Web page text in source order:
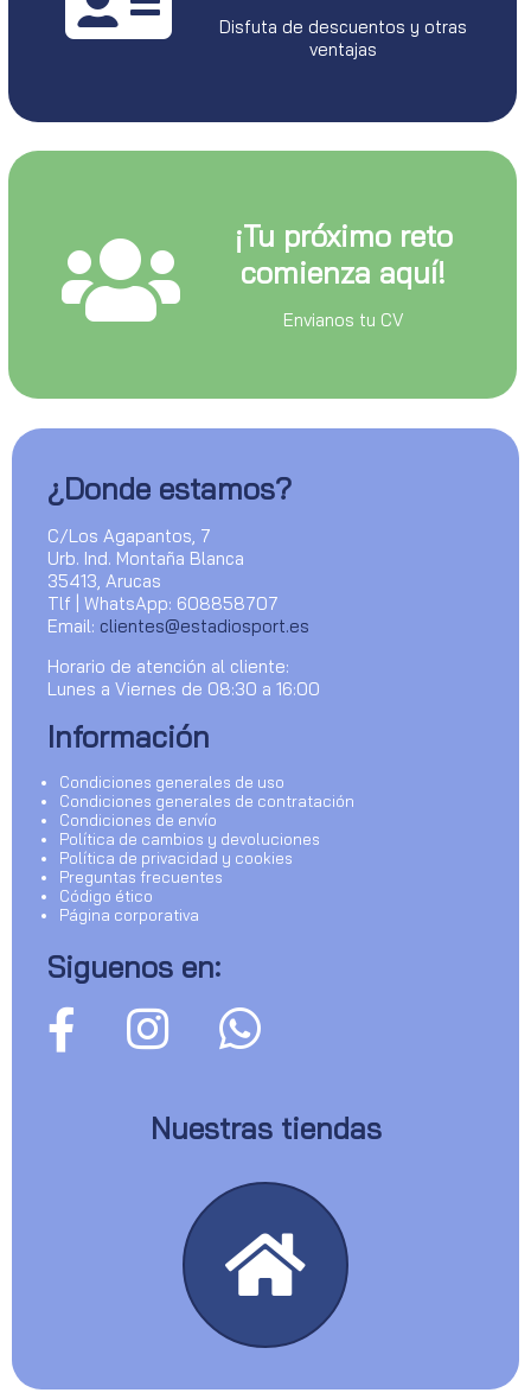
Disfuta de descuentos y otras
ventajas
¡Tu próximo reto
comienza aquí!
Envianos tu CV
¿Donde estamos?
C/Los Agapantos, 7
Urb. Ind. Montaña Blanca
35413, Arucas
Tlf | WhatsApp: 608858707
Email: clientes@estadiosport.es
Horario de atención al cliente:
Lunes a Viernes de 08:30 a 16:00
Información
Condiciones generales de uso
Condiciones generales de contratación
Condiciones de envío
Política de cambios y devoluciones
Política de privacidad y cookies
Preguntas frecuentes
Código ético
Página corporativa
Siguenos en:
Nuestras tiendas